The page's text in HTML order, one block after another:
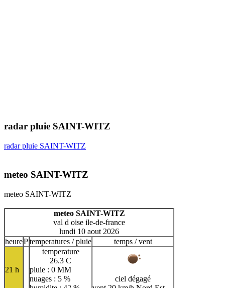
radar pluie SAINT-WITZ
radar pluie SAINT-WITZ
meteo SAINT-WITZ
meteo SAINT-WITZ
meteo SAINT-WITZ
val d oise ile-de-france
lundi 10 aout 2026
heurePtemperatures / pluie temps / vent
21 h
temperature
26.3 C
pluie : 0 MM
nuages : 5 %
ciel dégagé